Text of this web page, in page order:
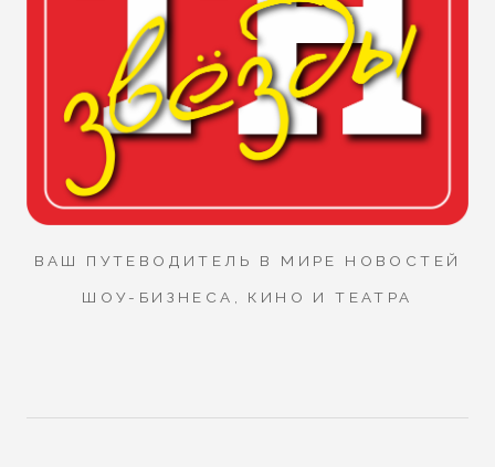
ВАШ ПУТЕВОДИТЕЛЬ В МИРЕ НОВОСТЕЙ
ШОУ-БИЗНЕСА, КИНО И ТЕАТРА